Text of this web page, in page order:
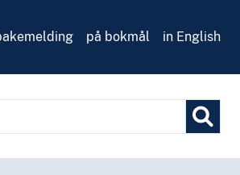
på bokmål in English